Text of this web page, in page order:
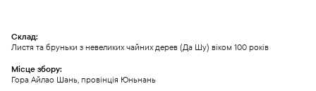
Склад:
Листя та бруньки з невеликих чайних дерев (Да Шу) віком 100 років
Місце збору:
Гора Айлао Шань, провінція Юньнань